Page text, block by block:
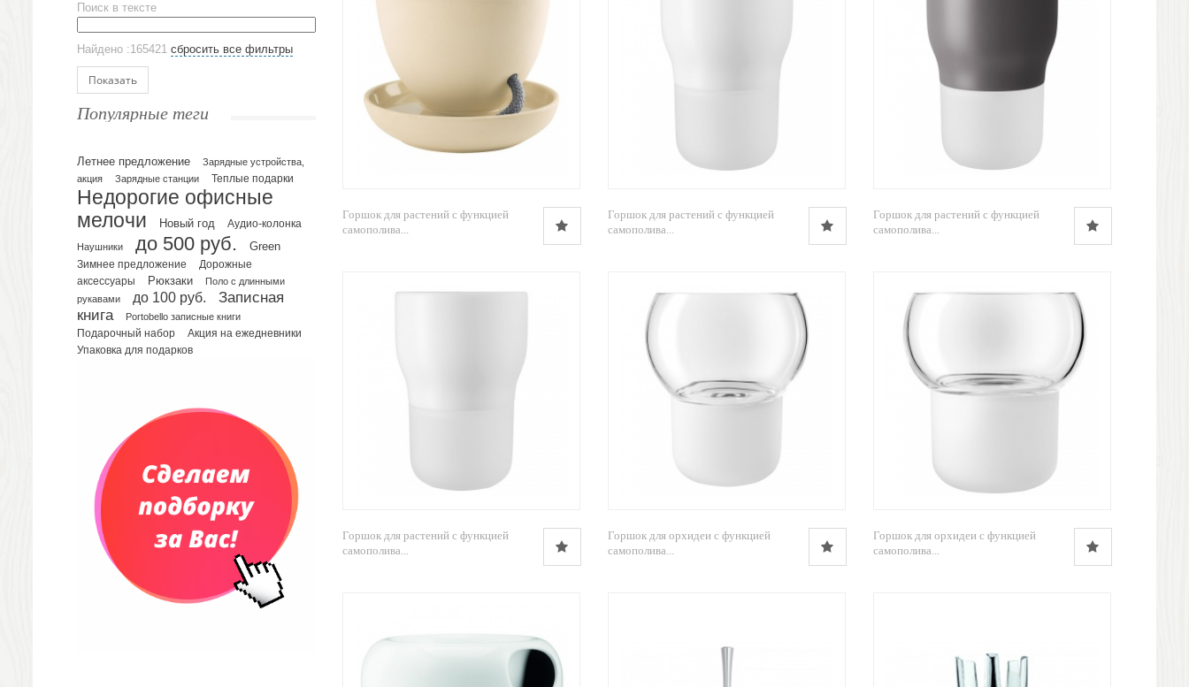
Горшок для растений с функцией
самополива...
Горшок для растений с функцией
самополива...
Горшок для растений с функцией
самополива...
Горшок для растений с функцией
самополива...
Горшок для орхидеи с функцией
самополива...
Горшок для орхидеи с функцией
самополива...
ЕВРОПОСУДА
Аксессуары
Ежедневники и блокноты
Датированные ежедневники
Планинги и телефонные книжки
Планинги датированные
Планинги недатированные
Телефонные книжки
Еженедельники
Органайзер на ежедневник
Сумки и Рюкзаки
Рюкзаки
Конференц-сумки
Несессеры и косметички
Портфели
Чехлы для планшетов и ноутбуков
Сумка на пояс или шею
Аксессуары
Женские сумки
Уютный дом
Текстиль для ванной комнаты
Поиск в тексте
Найдено :165421 сбросить все фильтры
Показать
Популярные теги
Летнее предложение
Зарядные устройства,
акция
Зарядные станции Теплые подарки
Недорогие офисные
мелочи
Новый год Аудио-колонка
Наушники до 500 руб. Green
Зимнее предложение
Дорожные
аксессуары
Рюкзаки
Поло с длинными
рукавами
до 100 руб.
Записная
книга
Portobello записные книги
Подарочный набор Акция на ежедневники
Упаковка для подарков